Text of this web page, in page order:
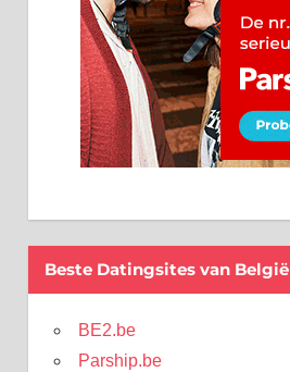
Beste Datingsites van België
BE2.be
Parship.be